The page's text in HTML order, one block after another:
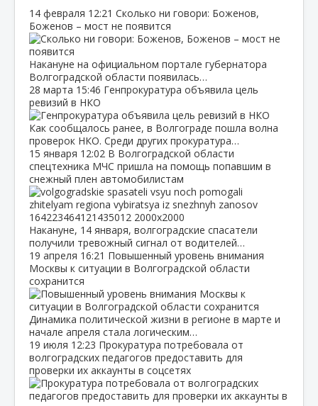
14 февраля 12:21 Сколько ни говори: Боженов,
Боженов – мост не появится
Накануне на официальном портале губернатора
Волгоградской области появилась…
28 марта 15:46 Генпрокуратура объявила цель
ревизий в НКО
Как сообщалось ранее, в Волгограде пошла волна
проверок НКО. Среди других прокуратура…
15 января 12:02 В Волгоградской области
спецтехника МЧС пришла на помощь попавшим в
снежный плен автомобилистам
Накануне, 14 января, волгоградские спасатели
получили тревожный сигнал от водителей…
19 апреля 16:21 Повышенный уровень внимания
Москвы к ситуации в Волгоградской области
сохранится
Динамика политической жизни в регионе в марте и
начале апреля стала логическим…
19 июля 12:23 Прокуратура потребовала от
волгоградских педагогов предоставить для
проверки их аккаунты в соцсетях